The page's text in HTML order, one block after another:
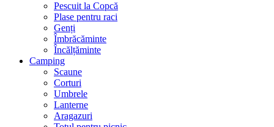
Pescuit la Copcă
Plase pentru raci
Genți
Îmbrăcăminte
Încălțăminte
Camping
Scaune
Corturi
Umbrele
Lanterne
Aragazuri